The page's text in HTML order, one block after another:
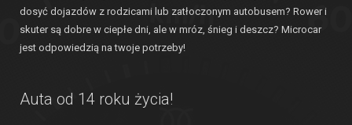
dosyć dojazdów z rodzicami lub zatłoczonym autobusem? Rower i
skuter są dobre w ciepłe dni, ale w mróz, śnieg i deszcz? Microcar
jest odpowiedzią na twoje potrzeby!
Auta od 14 roku życia!